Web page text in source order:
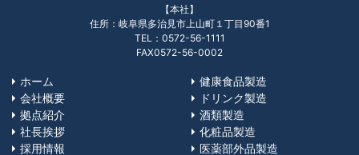
【本社】
住所：岐阜県多治見市上山町１丁目90番1
TEL：0572-56-1111
FAX0572-56-0002
ホーム
会社概要
拠点紹介
社長挨拶
採用情報
健康食品製造
ドリンク製造
酒類製造
化粧品製造
医薬部外品製造